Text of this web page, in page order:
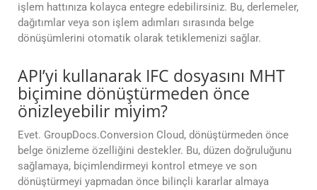
işlem hattınıza kolayca entegre edebilirsiniz. Bu, derlemeler,
dağıtımlar veya son işlem adımları sırasında belge
dönüşümlerini otomatik olarak tetiklemenizi sağlar.
API’yi kullanarak IFC dosyasını MHT
biçimine dönüştürmeden önce
önizleyebilir miyim?
Evet. GroupDocs.Conversion Cloud, dönüştürmeden önce
belge önizleme özelliğini destekler. Bu, düzen doğruluğunu
sağlamaya, biçimlendirmeyi kontrol etmeye ve son
dönüştürmeyi yapmadan önce bilinçli kararlar almaya